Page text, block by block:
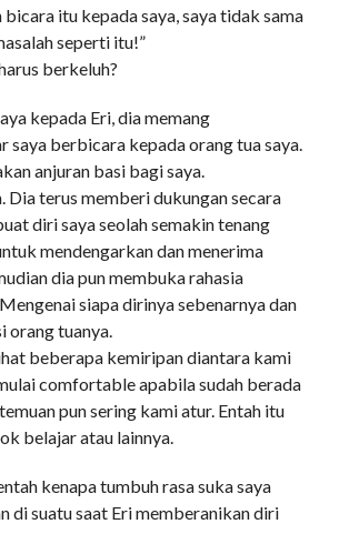
bicara itu kepada saya, saya tidak sama
seperti itu!”
berkeluh?
kepada Eri, dia memang
saya berbicara kepada orang tua saya.
anjuran basi bagi saya.
Dia terus memberi dukungan secara
diri saya seolah semakin tenang
mendengarkan dan menerima
dia pun membuka rahasia
siapa dirinya sebenarnya dan
orang tuanya.
beberapa kemiripan diantara kami
comfortable apabila sudah berada
pun sering kami atur. Entah itu
belajar atau lainnya.
kenapa tumbuh rasa suka saya
di suatu saat Eri memberanikan diri